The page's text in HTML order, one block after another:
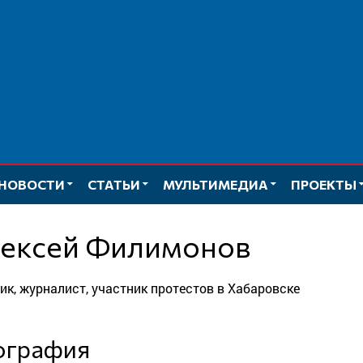
СТАТЬИ МУЛЬТИМЕДИА
ПРОЕКТЫ
Филимонов
журналист, участник протестов в Хабаровске